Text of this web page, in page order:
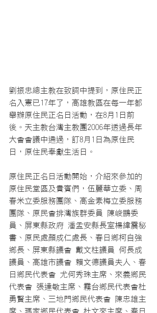
劉振忠總主教在致詞中提到，原住民正
名入憲已17年了，高雄教區在每一年都
舉辦原住民正名日活動，在8月1日前
後。天主教台灣主教團2006年透過長年
大會會議中通過，訂8月1日為原住民
日，原住民奉獻生活日。
原住民正名日活動開始，介紹來參加的
原住民堂區及貴賓們，伍麗華立委、周
春米立委服務團隊、高金素梅立委服務
團隊、原民會排灣族群委員 陳峻鵬委
員、屏東縣政府 潘孟安縣長室楊緯震秘
書、原民處顏成仁處長、春日鄉柯自強
鄉長、屏東縣議會 戴文柱議員 何長成
議員、高雄市議會 賴文德議員夫人、春
日鄉民代表會 尤何秀珠主席、來義鄉民
代表會 張達敏主席、霧台鄉民代表會杜
勇賢主席、三地門鄉民代表會 陳忠雄主
席、瑪家鄉民代表會 杜文來主席、春日